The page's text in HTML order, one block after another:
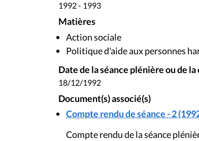
1992 - 1993
Matières
Action sociale
Politique d'aide aux personnes
Date de la séance plénière ou de
18/12/1992
Document(s) associé(s)
Compte rendu de séance - 2
Compte rendu de la séance